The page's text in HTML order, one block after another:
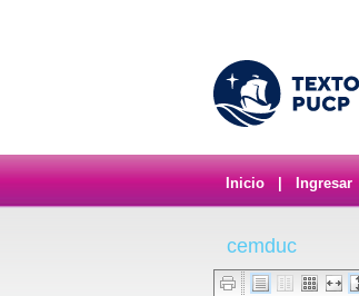
Inicio Ingresar
cemduc